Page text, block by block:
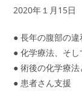
2020年１月15日
● 長年の腹部の
● 化学療法、そ
● 術後の化学療法
● 患者さん支援